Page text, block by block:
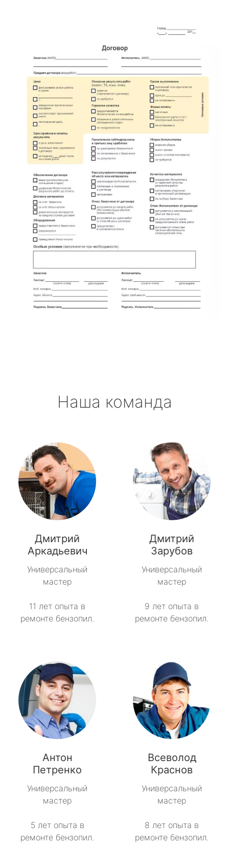
Наша команда
Дмитрий
Аркадьевич
Универсальный
мастер
11 лет опыта в
ремонте бензопил.
Дмитрий
Зарубов
Универсальный
мастер
9 лет опыта в
ремонте бензопил.
Антон
Петренко
Универсальный
мастер
5 лет опыта в
ремонте бензопил.
Всеволод
Краснов
Универсальный
мастер
8 лет опыта в
ремонте бензопил.